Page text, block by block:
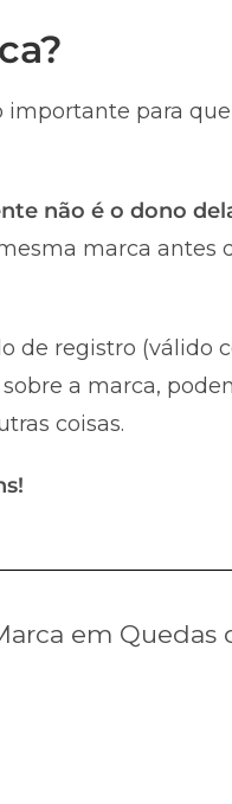
para
não é o dono
marca antes
de registro (válido
a marca,
coisas.
em Quedas